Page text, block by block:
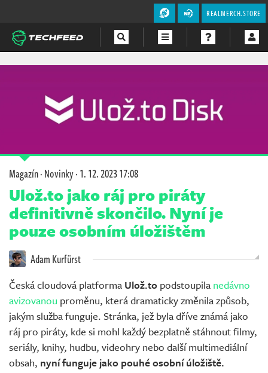
REALMERCH.STORE
Magazín·Novinky·1. 12. 2023 17:08
Ulož.to jako ráj pro piráty
definitivně skončilo. Nyní je
pouze osobním úložištěm
Adam Kurfürst
Česká cloudová platforma Ulož.to podstoupila nedávno
avizovanou proměnu, která dramaticky změnila způsob,
jakým služba funguje. Stránka, jež byla dříve známá jako
ráj pro piráty, kde si mohl každý bezplatně stáhnout filmy,
seriály, knihy, hudbu, videohry nebo další multimediální
obsah, nyní funguje jako pouhé osobní úložiště.